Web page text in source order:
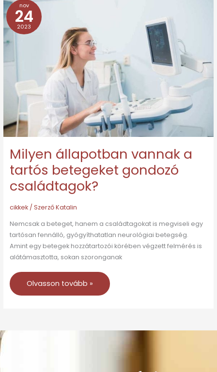
nov
24
2023
Milyen állapotban vannak a
tartós betegeket gondozó
családtagok?
cikkek/ SzerzőKatalin
Nemcsak a beteget, hanem a családtagokat is megviseli egy
tartósan fennálló, gyógyíthatatlan neurológiai betegség.
Amint egy betegek hozzátartozói körében végzett felmérés is
alátámasztotta, sokan szoronganak
Milyen
állapotban
vannak
betegeket
gondozó
családtagok?
Olvasson tovább »